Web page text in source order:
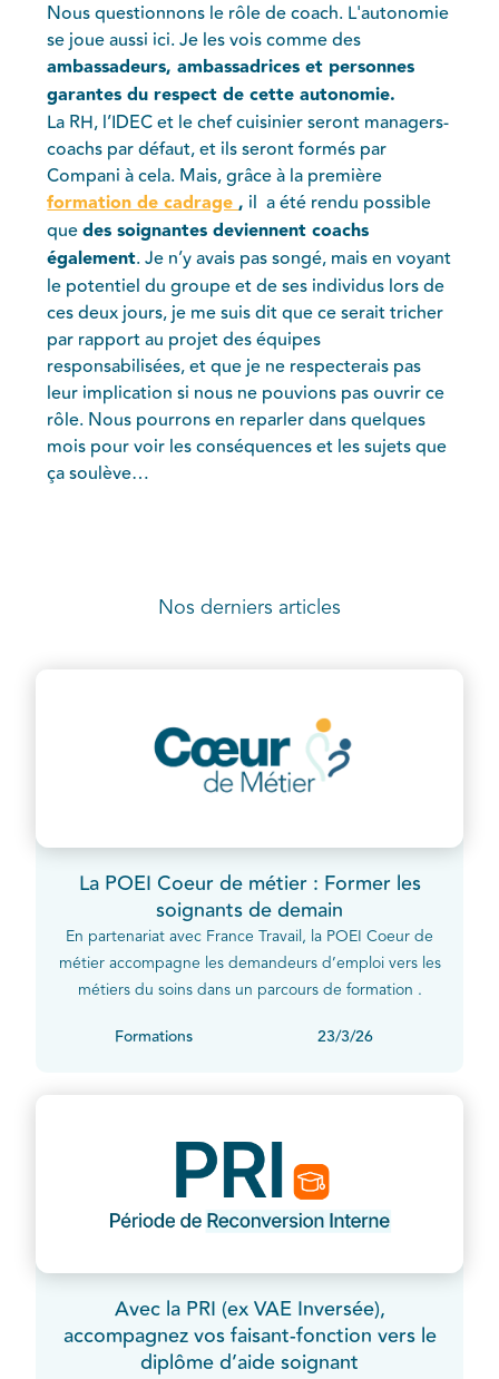
Nous questionnons le rôle de coach. L'autonomie
se joue aussi ici. Je les vois comme des
ambassadeurs, ambassadrices et personnes
garantes du respect de cette autonomie.
La RH, l’IDEC et le chef cuisinier seront managers-
coachs par défaut, et ils seront formés par
Compani à cela. Mais, grâce à la première
formation de cadrage, il a été rendu possible
quedes soignantes deviennent coachs
également. Je n’y avais pas songé, mais en voyant
le potentiel du groupe et de ses individus lors de
ces deux jours, je me suis dit que ce serait tricher
par rapport au projet des équipes
responsabilisées, et que je ne respecterais pas
leur implication si nous ne pouvions pas ouvrir ce
rôle. Nous pourrons en reparler dans quelques
mois pour voir les conséquences et les sujets que
ça soulève…
Nos derniers articles
La POEI Coeur de métier : Former les
soignants de demain
En partenariat avec France Travail, la POEI Coeur de
métier accompagne les demandeurs d’emploi vers les
métiers du soins dans un parcours de formation .
Formations 23/3/26
Avec la PRI (ex VAE Inversée),
accompagnez vos faisant-fonction vers le
diplôme d’aide soignant